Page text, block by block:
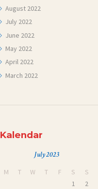
August 2022
July 2022
June 2022
May 2022
April 2022
March 2022
Kalendar
July 2023
M T W T F S
S
1
2